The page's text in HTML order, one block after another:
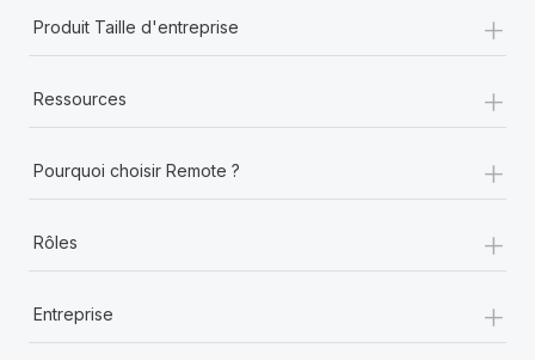
Produit Taille d'entreprise +
Ressources +
Pourquoi choisir Remote ? +
Rôles +
Entreprise +